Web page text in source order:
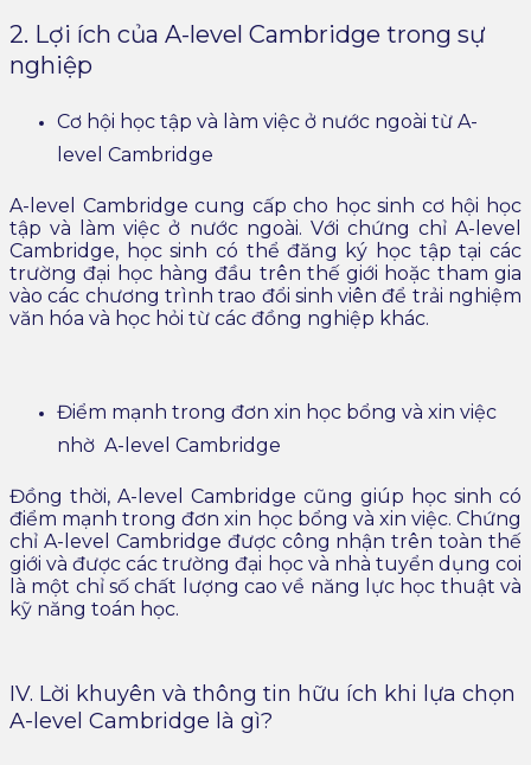
2. Lợi ích của A-level Cambridge trong sự
nghiệp
Cơ hội học tập và làm việc ở nước ngoài từ A-
level Cambridge
A-level Cambridge cung cấp cho học sinh cơ hội học
tập và làm việc ở nước ngoài. Với chứng chỉ A-level
Cambridge, học sinh có thể đăng ký học tập tại các
trường đại học hàng đầu trên thế giới hoặc tham gia
vào các chương trình trao đổi sinh viên để trải nghiệm
văn hóa và học hỏi từ các đồng nghiệp khác.
Điểm mạnh trong đơn xin học bổng và xin việc
nhờ A-level Cambridge
Đồng thời, A-level Cambridge cũng giúp học sinh có
điểm mạnh trong đơn xin học bổng và xin việc. Chứng
chỉ A-level Cambridge được công nhận trên toàn thế
giới và được các trường đại học và nhà tuyển dụng coi
là một chỉ số chất lượng cao về năng lực học thuật và
kỹ năng toán học.
IV. Lời khuyên và thông tin hữu ích khi lựa chọn
A-level Cambridge là gì?